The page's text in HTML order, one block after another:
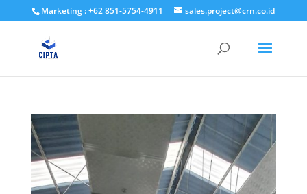
Marketing : +62 851-5754-4911 sales.project@crn.co.id